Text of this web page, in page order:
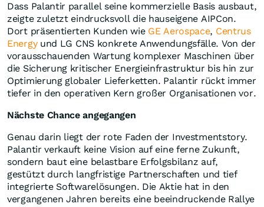
Dass Palantir parallel seine kommerzielle Basis ausbaut,
zeigte zuletzt eindrucksvoll die hauseigene AIPCon.
Dort präsentierten Kunden wie GE Aerospace, Centrus
Energyund LG CNS konkrete Anwendungsfälle. Von der
vorausschauenden Wartung komplexer Maschinen über
die Sicherung kritischer Energieinfrastruktur bis hin zur
Optimierung globaler Lieferketten. Palantir rückt immer
tiefer in den operativen Kern großer Organisationen vor.
Nächste Chance angegangen
Genau darin liegt der rote Faden der Investmentstory.
Palantir verkauft keine Vision auf eine ferne Zukunft,
sondern baut eine belastbare Erfolgsbilanz auf,
gestützt durch langfristige Partnerschaften und tief
integrierte Softwarelösungen. Die Aktie hat in den
vergangenen Jahren bereits eine beeindruckende Rallye